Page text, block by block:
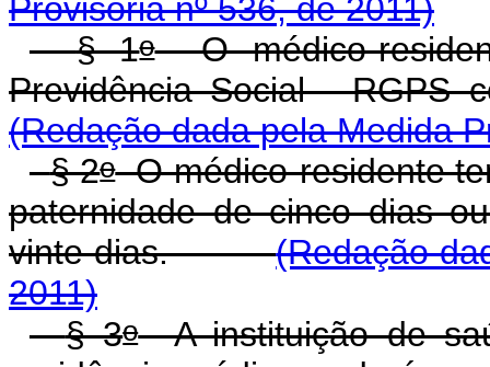
Provisória nº 536, de 2011)
§ 1oO médico-
Previdência Social -
(Redação dada pela Medida
§ 2oO médico-residente
paternidade de cinco dias
vinte dias.(Redação
2011)
§ 3oA instituição de